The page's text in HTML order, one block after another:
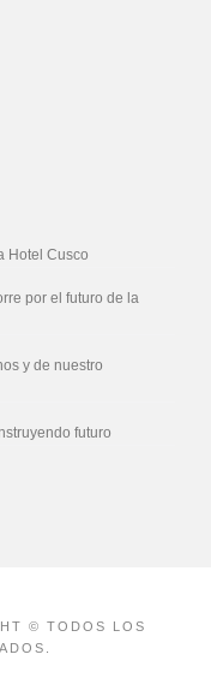
Hotel Cusco
por el futuro de la
y de nuestro
futuro
© TODOS LOS